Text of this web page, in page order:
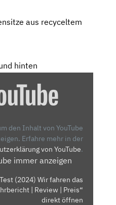
aus recyceltem
hinten
den Inhalt von YouTube
Erfahre mehr in der
von YouTube.
immer anzeigen
(2024) Wir fahren das
| Review | Preis“
direkt öffnen